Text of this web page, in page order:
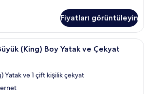
Fiyatları görüntüleyin
Standard Oda, 1 En Büyük (King)
(King) Boy Yatak ve Çekyat
Yatak ve 1 çift kişilik çekyat